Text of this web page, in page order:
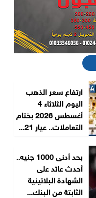
ارتفاع سعر الذهب
اليوم الثلاثاء 4
أغسطس 2026 بختام
التعاملات.. عيار 21...
بحد أدنى 1000 جنيه..
أحدث عائد على
الشهادة البلاتينية
الثابتة من البنك...